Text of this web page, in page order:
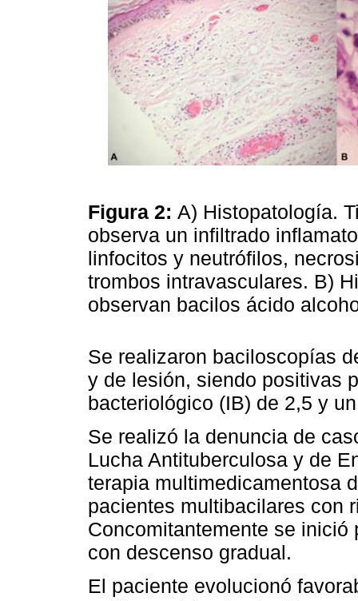
Figura 2: A) Histopatología.
observa un infiltrado
linfocitos y neutrófilos,
trombos intravasculares. B)
observan bacilos ácido
Se realizaron baciloscopías
y de lesión, siendo positivas
bacteriológico (IB) de 2,5 y
Se realizó la denuncia de
Lucha Antituberculosa y de
terapia multimedicamentosa
pacientes multibacilares con
Concomitantemente se
con descenso gradual.
El paciente evolucionó